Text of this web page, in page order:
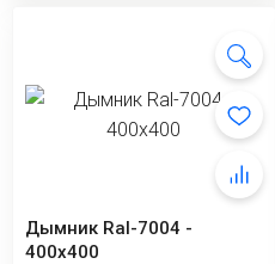
Дымник Ral-7004 -
400х400